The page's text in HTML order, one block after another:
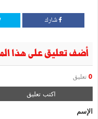
شارك
أضف تعليق على هذا
0 تعليق
اكتب تعليق
الإسم